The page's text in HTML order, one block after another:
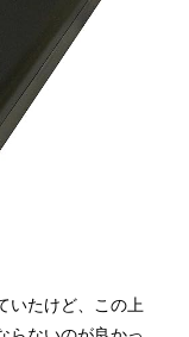
いたけど、この上